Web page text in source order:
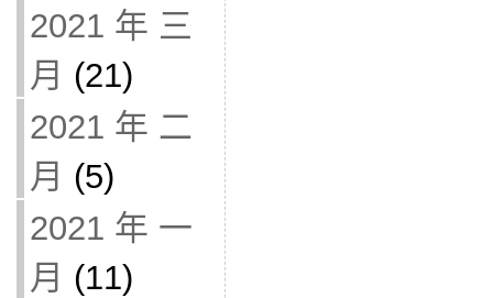
2021 年 三
月 (21)
2021 年 二
月 (5)
2021 年 一
月 (11)